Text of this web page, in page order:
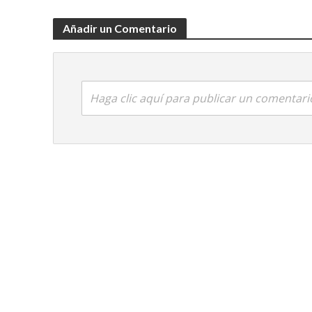
Añadir un Comentario
Haga clic aquí para publicar un